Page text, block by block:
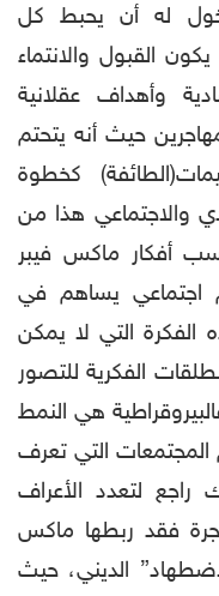
يخول له أن يحبط كل
القبول والانتماء
وأهداف عقلانية
حيث أنه يتحتم
كخطوة
والاجتماعي هذا من
أفكار ماكس فيبر
اجتماعي يساهم في
الفكرة التي لا يمكن
الفكرية للتصور
هي النمط
التي تعرف
راجع لتعدد الأعراف
فقد ربطها ماكس
الديني، حيث